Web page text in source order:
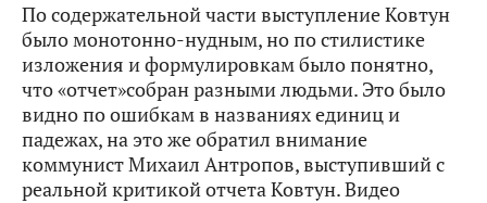
По содержательной части выступление Ковтун
было монотонно-нудным, но по стилистике
изложения и формулировкам было понятно,
что «отчет»собран разными людьми. Это было
видно по ошибкам в названиях единиц и
падежах, на это же обратил внимание
коммунист Михаил Антропов, выступивший с
реальной критикой отчета Ковтун. Видео